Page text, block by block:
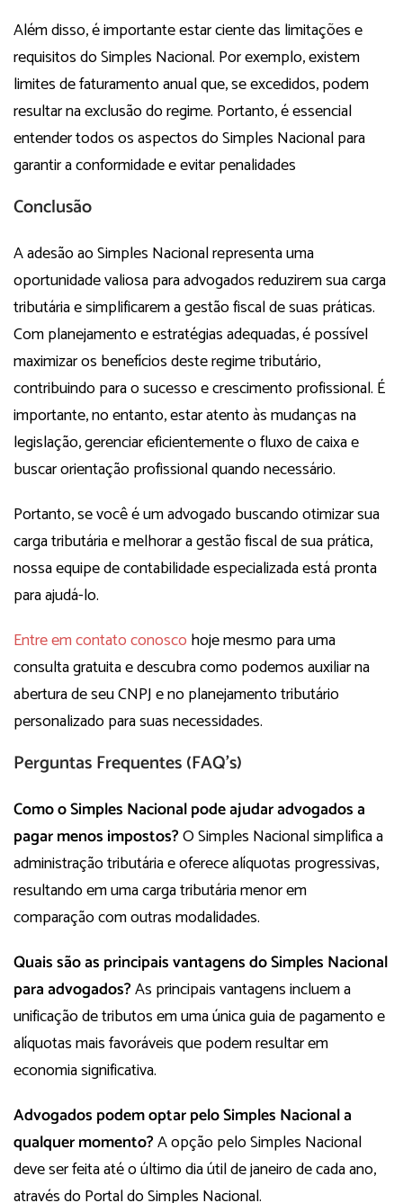
Além disso, é importante estar ciente das limitações e
requisitos do Simples Nacional. Por exemplo, existem
limites de faturamento anual que, se excedidos, podem
resultar na exclusão do regime. Portanto, é essencial
entender todos os aspectos do Simples Nacional para
garantir a conformidade e evitar penalidades
Conclusão
A adesão ao Simples Nacional representa uma
oportunidade valiosa para advogados reduzirem sua carga
tributária e simplificarem a gestão fiscal de suas práticas.
Com planejamento e estratégias adequadas, é possível
maximizar os benefícios deste regime tributário,
contribuindo para o sucesso e crescimento profissional. É
importante, no entanto, estar atento às mudanças na
legislação, gerenciar eficientemente o fluxo de caixa e
buscar orientação profissional quando necessário.
Portanto, se você é um advogado buscando otimizar sua
carga tributária e melhorar a gestão fiscal de sua prática,
nossa equipe de contabilidade especializada está pronta
para ajudá-lo.
Entre em contato conosco hoje mesmo para uma
consulta gratuita e descubra como podemos auxiliar na
abertura de seu CNPJ e no planejamento tributário
personalizado para suas necessidades.
Perguntas Frequentes (FAQ’s)
Como o Simples Nacional pode ajudar advogados a
pagar menos impostos?O Simples Nacional simplifica a
administração tributária e oferece alíquotas progressivas,
resultando em uma carga tributária menor em
comparação com outras modalidades.
Quais são as principais vantagens do Simples Nacional
para advogados?As principais vantagens incluem a
unificação de tributos em uma única guia de pagamento e
alíquotas mais favoráveis que podem resultar em
economia significativa.
Advogados podem optar pelo Simples Nacional a
qualquer momento?A opção pelo Simples Nacional
deve ser feita até o último dia útil de janeiro de cada ano,
através do Portal do Simples Nacional.